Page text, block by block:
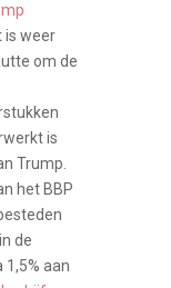
is weer
om de
is
Trump.
het BBP
de
aan